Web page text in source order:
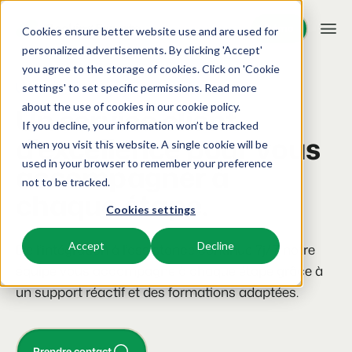
Cookies ensure better website use and are used for
personalized advertisements. By clicking 'Accept'
you agree to the storage of cookies. Click on 'Cookie
settings' to set specific permissions. Read more
about the use of cookies in our cookie policy.
If you decline, your information won’t be tracked
when you visit this website. A single cookie will be
used in your browser to remember your preference
not to be tracked.
Cookies settings
Accept Decline
Démo
Démo
Plateforme
BEX PMS
PMS
Optimisez votre back-office.
Boostez les réservations directes via votre site web.
Optimisez vos décisions grâce à l'analyse des données.
Intégration de site web
Vous avez déjà un site web ? L'intégration est possible.
Solutions
Booking Experts pour:
Aires de camping, tentes de glamping et caravanes.
Villas, bungalows, chalets et hébergements nature.
Resorts
Stations de ski, de bien-être, de plongée et de golf.
Ressources
Connaissance
BEX Academy
Suivez des cours en ligne et devenez un expert.
Découvrez les tendances du secteur et des conseils pratiques.
Tarifs
Témoignages
Se connecter
Un partenaire engagé
Un service client
d'excellence pour vous
accompagner à
chaque étape.
De l’intégration à l’assistance continue 7j/7, notre
équipe vous accompagne à chaque étape grâce à
un support réactif et des formations adaptées.